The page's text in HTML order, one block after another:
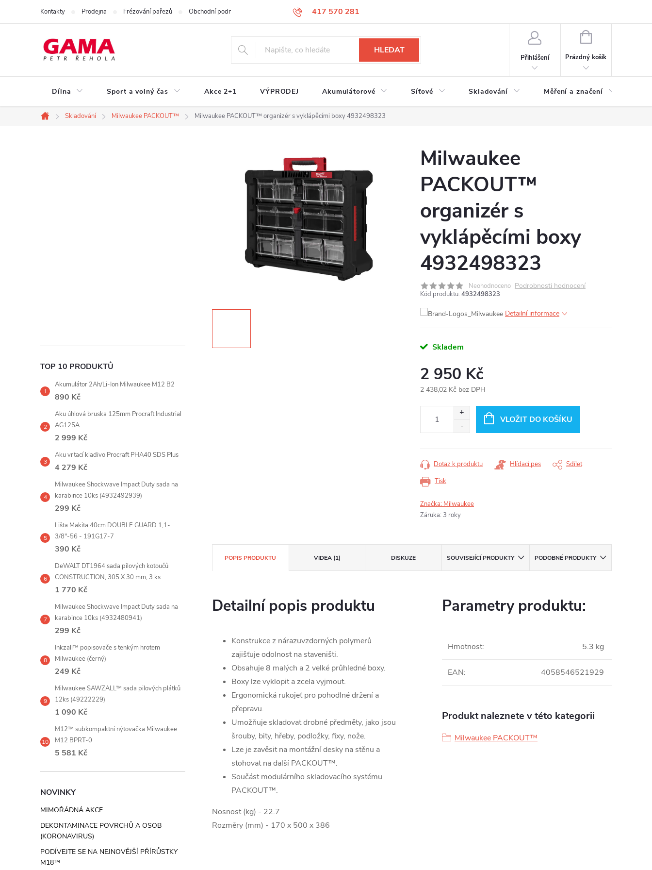
417 570 281
Kontakty Prodejna Frézování pařezů Obchodní podmínky Podmínky ochrany osobních údajů
HLEDAT
Přihlášení
NÁKUPNÍ
Prázdný košík
Dílna Sport a volný čas Akce 2+1 VÝPRODEJ Akumulátorové Síťové Skladování Měření a značení
Domů
Skladování Milwaukee PACKOUT™ Milwaukee PACKOUT™ organizér s vyklápěcími boxy 4932498323
í
p
a
n
l
TOP 10 PRODUKTŮ
Akumulátor 2Ah/Li-Ion Milwaukee M12 B2
890 Kč
Aku úhlová bruska 125mm Procraft Industrial
AG125A
2 999 Kč
Aku vrtací kladivo Procraft PHA40 SDS Plus
4 279 Kč
Milwaukee Shockwave Impact Duty sada na
karabince 10ks (4932492939)
299 Kč
Lišta Makita 40cm DOUBLE GUARD 1,1-
3/8"-56 - 191G17-7
390 Kč
DeWALT DT1964 sada pilových kotoučů
CONSTRUCTION, 305 X 30 mm, 3 ks
1 770 Kč
Milwaukee Shockwave Impact Duty sada na
karabince 10ks (4932480941)
299 Kč
Inkzall™ popisovače s tenkým hrotem
Milwaukee (černý)
249 Kč
Milwaukee SAWZALL™ sada pilových plátků
12ks (49222229)
1 090 Kč
M12™ subkompaktní nýtovačka Milwaukee
M12 BPRT-0
5 581 Kč
NOVINKY
MIMOŘÁDNÁ AKCE
DEKONTAMINACE POVRCHŮ A OSOB
(KORONAVIRUS)
PODÍVEJTE SE NA NEJNOVĚJŠÍ PŘÍRŮSTKY
M18™
Milwaukee
PACKOUT™
organizér s
vyklápěcími boxy
4932498323
Neohodnoceno Podrobnosti hodnocení
Kód produktu: 4932498323
Detailní informace
Skladem
2 950 Kč
2 438,02 Kč bez DPH
VLOŽIT DO KOŠÍKU
Tisk
Dotaz k produktu Hlídací pes Sdílet
Značka: Milwaukee
Záruka: 3 roky
POPIS PRODUKTU VIDEA (1) DISKUZE SOUVISEJÍCÍ PRODUKTY PODOBNÉ PRODUKTY
Detailní popis produktu
Konstrukce z nárazuvzdorných polymerů
zajišťuje odolnost na staveništi.
Obsahuje 8 malých a 2 velké průhledné boxy.
Boxy lze vyklopit a zcela vyjmout.
Ergonomická rukojeť pro pohodlné držení a
přepravu.
Umožňuje skladovat drobné předměty, jako jsou
šrouby, bity, hřeby, podložky, fixy, nože.
Lze je zavěsit na montážní desky na stěnu a
stohovat na další PACKOUT™.
Součást modulárního skladovacího systému
PACKOUT™.
Nosnost (kg) - 22.7
Rozměry (mm) - 170 x 500 x 386
Parametry produktu:
Hmotnost: 5.3 kg
EAN: 4058546521929
Produkt naleznete v této kategorii
Milwaukee PACKOUT™